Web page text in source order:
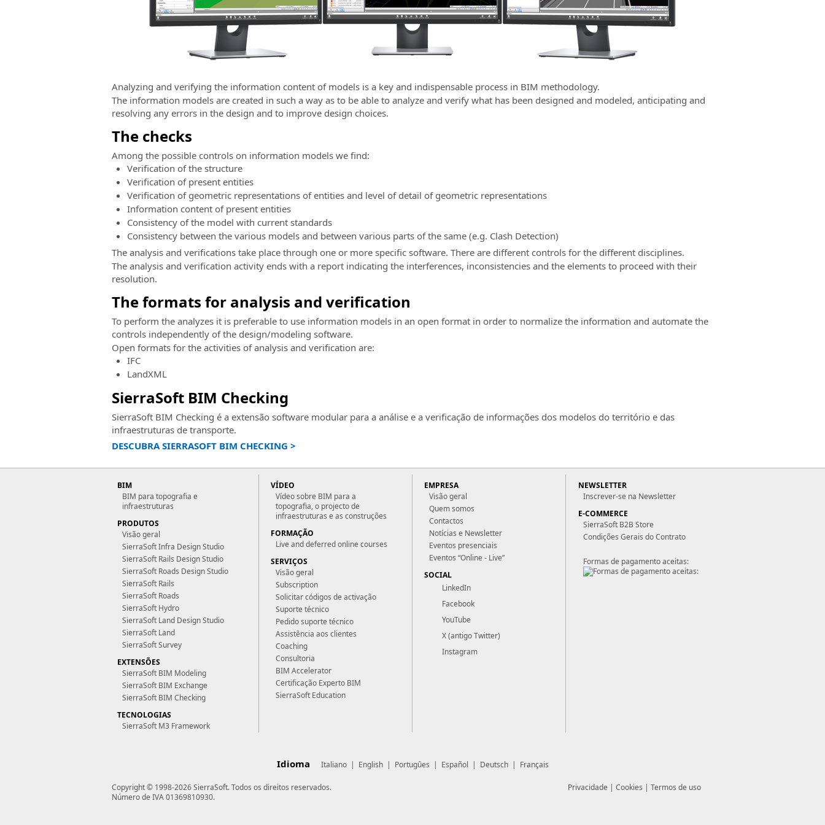
Analyzing and verifying the information content of models is a key and indispensable process in BIM methodology.
The information models are created in such a way as to be able to analyze and verify what has been designed and modeled, anticipating and
resolving any errors in the design and to improve design choices.
The checks
Among the possible controls on information models we find:
Verification of the structure
Verification of present entities
Verification of geometric representations of entities and level of detail of geometric representations
Information content of present entities
Consistency of the model with current standards
Consistency between the various models and between various parts of the same (e.g. Clash Detection)
The analysis and verifications take place through one or more specific software. There are different controls for the different disciplines.
The analysis and verification activity ends with a report indicating the interferences, inconsistencies and the elements to proceed with their
resolution.
The formats for analysis and verification
To perform the analyzes it is preferable to use information models in an open format in order to normalize the information and automate the
controls independently of the design/modeling software.
Open formats for the activities of analysis and verification are:
IFC
LandXML
SierraSoft BIM Checking
SierraSoft BIM Checking é a extensão software modular para a análise e a verificação de informações dos modelos do território e das
infraestruturas de transporte.
DESCUBRA SIERRASOFT BIM CHECKING >
BIM
BIM para topografia e
infraestruturas
PRODUTOS
Visão geral
SierraSoft Infra Design Studio
SierraSoft Rails Design Studio
SierraSoft Roads Design Studio
SierraSoft Rails
SierraSoft Roads
SierraSoft Hydro
SierraSoft Land Design Studio
SierraSoft Land
SierraSoft Survey
EXTENSÕES
SierraSoft BIM Modeling
SierraSoft BIM Exchange
SierraSoft BIM Checking
TECNOLOGIAS
SierraSoft M3 Framework
VÍDEO
Vídeo sobre BIM para a
topografia, o projecto de
infraestruturas e as construções
FORMAÇÃO
Live and deferred online courses
SERVIÇOS
Visão geral
Subscription
Solicitar códigos de activação
Suporte técnico
Pedido suporte técnico
Assistência aos clientes
Coaching
Consultoria
BIM Accelerator
Certificação Experto BIM
SierraSoft Education
EMPRESA
Visão geral
Quem somos
Contactos
Notícias e Newsletter
Eventos presenciais
Eventos “Online - Live”
SOCIAL
LinkedIn
Facebook
YouTube
X (antigo Twitter)
Instagram
NEWSLETTER
Inscrever-se na Newsletter
E-COMMERCE
SierraSoft B2B Store
Condições Gerais do Contrato
Formas de pagamento aceitas:
Idioma Italiano| English| Portugûes | Español | Deutsch| Français
Copyright © 1998-2026 SierraSoft.Todos os direitos reservados.
Número de IVA 01369810930.
Privacidade | Cookies | Termos de uso